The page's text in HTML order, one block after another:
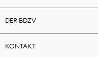
DER BDZV
KONTAKT